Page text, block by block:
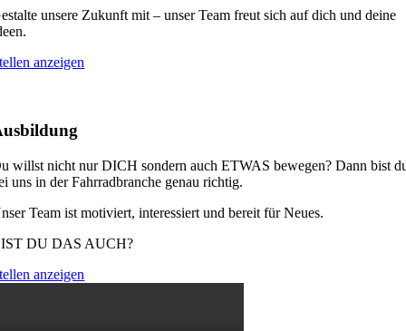
unsere Zukunft mit – unser Team freut sich auf dich und deine
anzeigen
willst nicht nur DICH sondern auch ETWAS bewegen? Dann bist
uns in der Fahrradbranche genau richtig.
Team ist motiviert, interessiert und bereit für Neues.
DU DAS AUCH?
anzeigen